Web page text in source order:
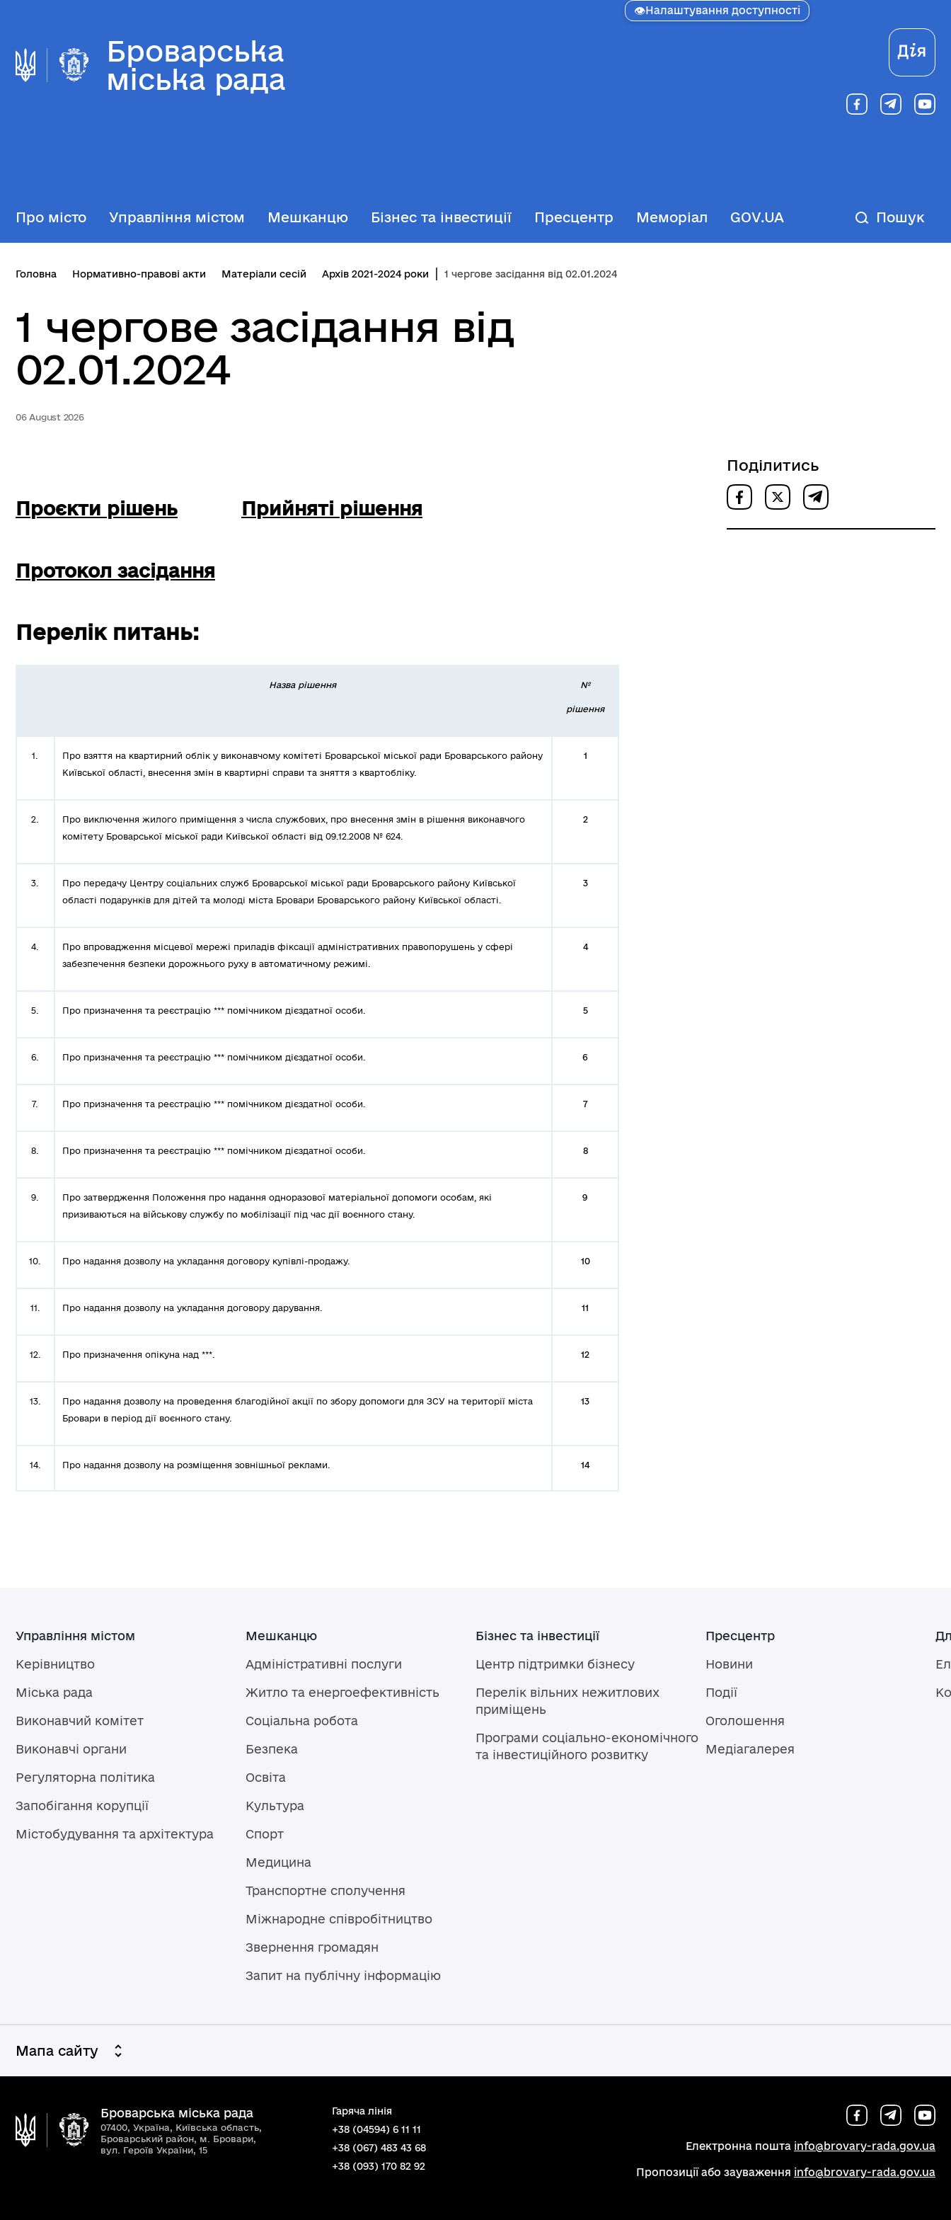
Броварська
міська рада
👁Налаштування доступності
Про місто Управління містом Мешканцю Бізнес та інвестиції Пресцентр Меморіал GOV.UA Пошук
Головна Нормативно-правові акти Матеріали сесій Архів 2021-2024 роки 1 чергове засідання від 02.01.2024
1 чергове засідання від
02.01.2024
06 August 2026
Проєкти рішень Прийняті рішення
Протокол засідання
Перелік питань:
Назва рішення №
рішення
1.
Про взяття на квартирний облік у виконавчому комітеті Броварської міської ради Броварського району
Київської області, внесення змін в квартирні справи та зняття з квартобліку.
1
2.
Про виключення жилого приміщення з числа службових, про внесення змін в рішення виконавчого
комітету Броварської міської ради Київської області від 09.12.2008 № 624.
2
3.
Про передачу Центру соціальних служб Броварської міської ради Броварського району Київської
області подарунків для дітей та молоді міста Бровари Броварського району Київської області.
3
4.
Про впровадження місцевої мережі приладів фіксації адміністративних правопорушень у сфері
забезпечення безпеки дорожнього руху в автоматичному режимі.
4
5. Про призначення та реєстрацію *** помічником дієздатної особи. 5
6. Про призначення та реєстрацію *** помічником дієздатної особи. 6
7. Про призначення та реєстрацію *** помічником дієздатної особи. 7
8. Про призначення та реєстрацію *** помічником дієздатної особи. 8
9.
Про затвердження Положення про надання одноразової матеріальної допомоги особам, які
призиваються на військову службу по мобілізації під час дії воєнного стану.
9
10. Про надання дозволу на укладання договору купівлі-продажу. 10
11. Про надання дозволу на укладання договору дарування. 11
12. Про призначення опікуна над ***. 12
13.
Про надання дозволу на проведення благодійної акції по збору допомоги для ЗСУ на території міста
Бровари в період дії воєнного стану.
13
14. Про надання дозволу на розміщення зовнішньої реклами. 14
Поділитись
Управління містом
Керівництво
Міська рада
Виконавчий комітет
Виконавчі органи
Регуляторна політика
Запобігання корупції
Містобудування та архітектура
Мешканцю
Адміністративні послуги
Житло та енергоефективність
Соціальна робота
Безпека
Освіта
Культура
Спорт
Медицина
Транспортне сполучення
Міжнародне співробітництво
Звернення громадян
Запит на публічну інформацію
Бізнес та інвестиції
Центр підтримки бізнесу
Перелік вільних нежитлових
приміщень
Програми соціально-економічного
та інвестиційного розвитку
Пресцентр
Новини
Події
Оголошення
Медіагалерея
Мапа сайту
Броварська міська рада
07400, Україна, Київська область,
Броварський район, м. Бровари,
вул. Героїв України, 15
Гаряча лінія
+38 (04594) 6 11 11
+38 (067) 483 43 68
+38 (093) 170 82 92
Електронна пошта info@brovary-rada.gov.ua
Пропозиції або зауваження info@brovary-rada.gov.ua